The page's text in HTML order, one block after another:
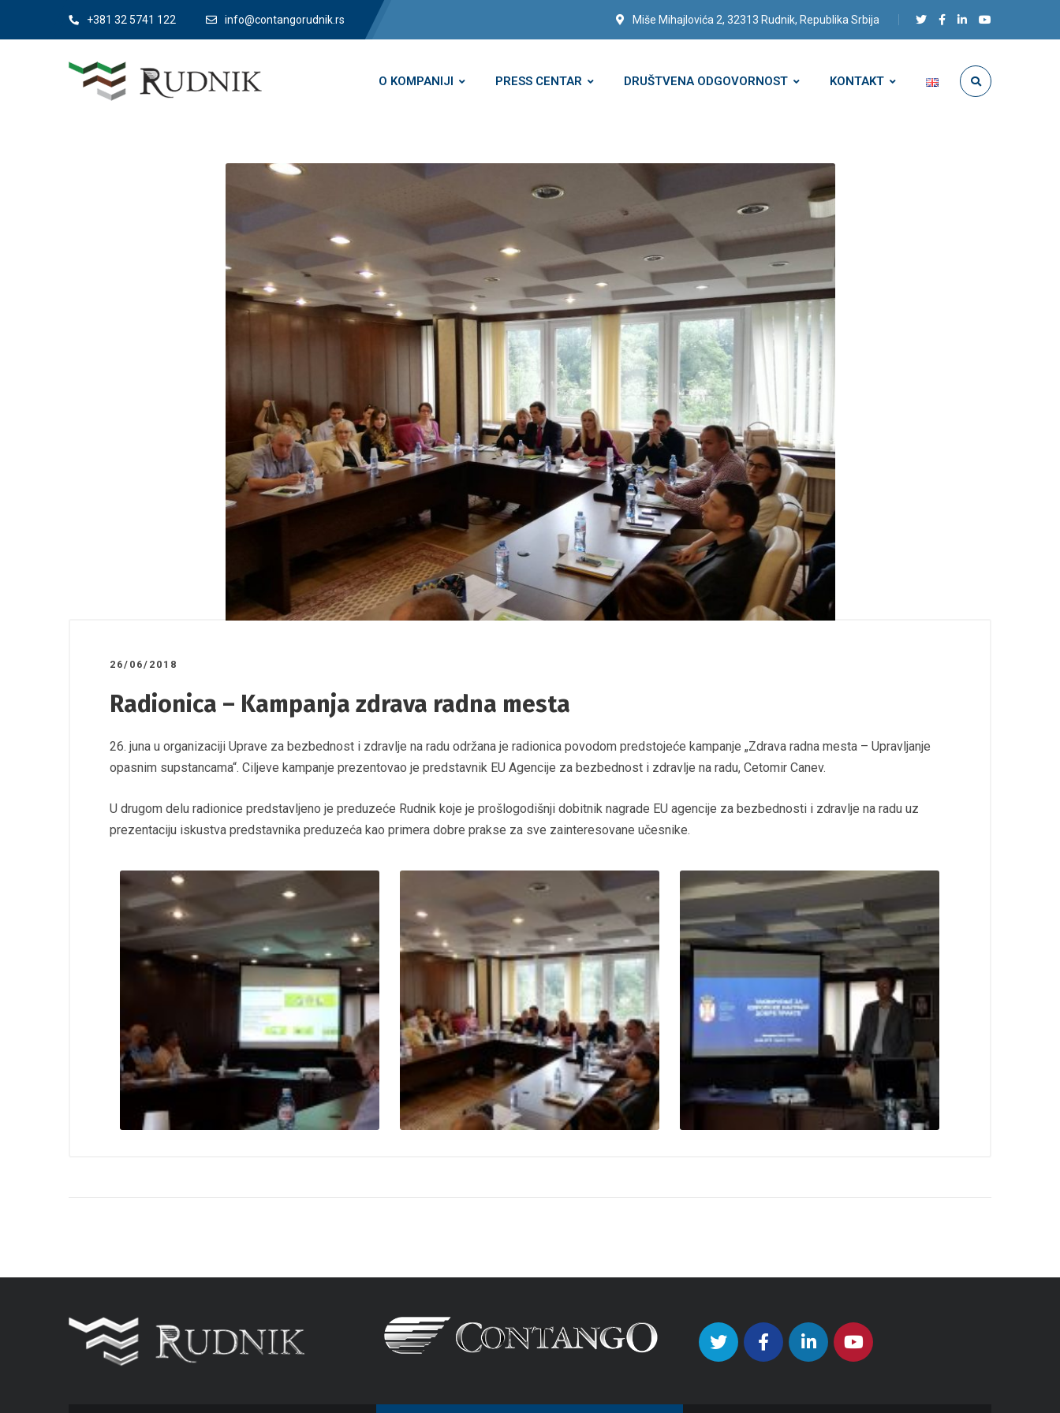
+381 32 5741 122 info@contangorudnik.rs Miše Mihajlovića 2, 32313 Rudnik, Republika Srbija
O KOMPANIJI PRESS CENTAR DRUŠTVENA ODGOVORNOST KONTAKT
26/06/2018
Radionica – Kampanja zdrava radna mesta
26. juna u organizaciji Uprave za bezbednost i zdravlje na radu održana je radionica povodom predstojeće kampanje „Zdrava radna mesta – Upravljanje
opasnim supstancama“. Ciljeve kampanje prezentovao je predstavnik EU Agencije za bezbednost i zdravlje na radu, Cetomir Canev.
U drugom delu radionice predstavljeno je preduzeće Rudnik koje je prošlogodišnji dobitnik nagrade EU agencije za bezbednosti i zdravlje na radu uz
prezentaciju iskustva predstavnika preduzeća kao primera dobre prakse za sve zainteresovane učesnike.